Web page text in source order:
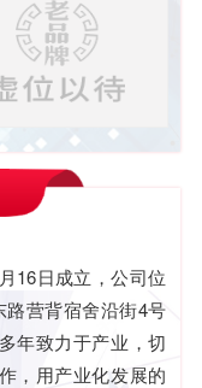
16日成立，公司位
营背宿舍沿街4号
年致力于产业，切
，用产业化发展的